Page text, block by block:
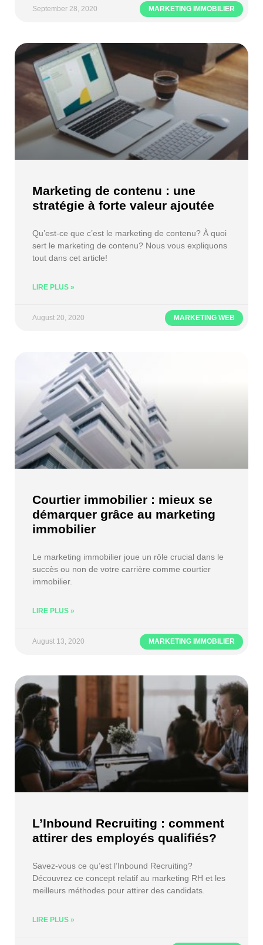
MARKETING IMMOBILIER
September 28, 2020
MARKETING WEB
Marketing de contenu : une
stratégie à forte valeur ajoutée
Qu’est-ce que c’est le marketing de contenu? À quoi
sert le marketing de contenu? Nous vous expliquons
tout dans cet article!
LIRE PLUS »
August 20, 2020
MARKETING IMMOBILIER
Courtier immobilier : mieux se
démarquer grâce au marketing
immobilier
Le marketing immobilier joue un rôle crucial dans le
succès ou non de votre carrière comme courtier
immobilier.
LIRE PLUS »
August 13, 2020
L’Inbound Recruiting : comment
attirer des employés qualifiés?
Savez-vous ce qu’est l’Inbound Recruiting?
Découvrez ce concept relatif au marketing RH et les
meilleurs méthodes pour attirer des candidats.
LIRE PLUS »